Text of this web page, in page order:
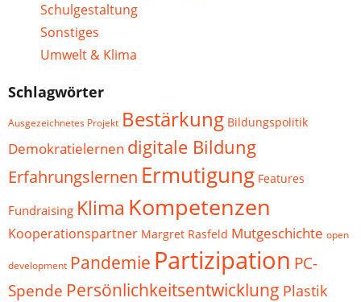
Schulgestaltung
Sonstiges
Umwelt & Klima
Schlagwörter
Ausgezeichnetes Projekt Bestärkung Bildungspolitik
Demokratielernen digitale Bildung
Erfahrungslernen Ermutigung Features
Fundraising Klima Kompetenzen
Kooperationspartner Margret Rasfeld Mutgeschichte open
development Pandemie Partizipation PC-
Spende Persönlichkeitsentwicklung Plastik